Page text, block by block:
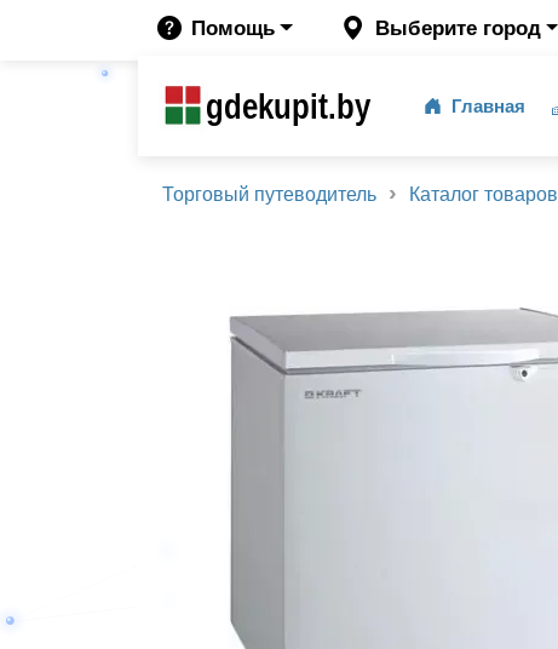
Помощь Выберите город
gdekupit.by Главная
Торговый путеводитель Каталог товаров